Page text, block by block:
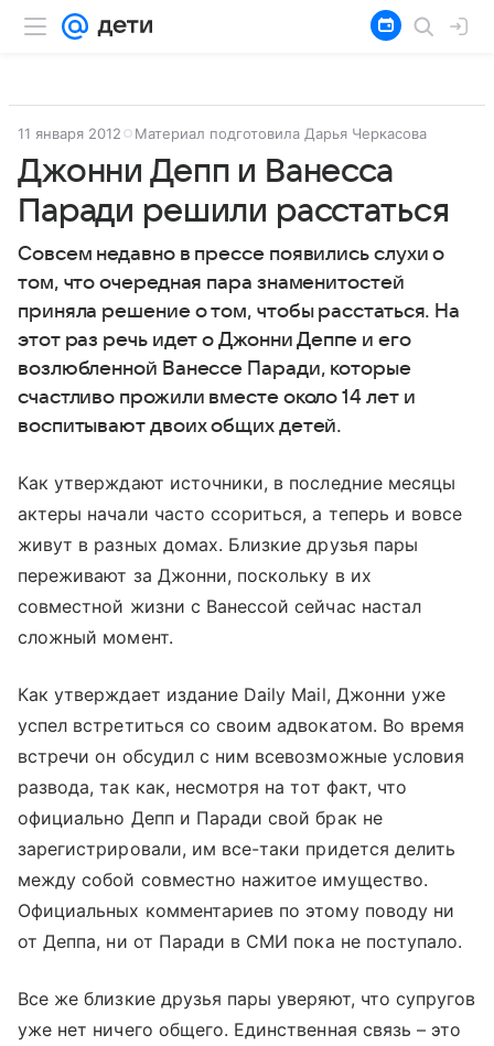
11 января 2012 Материал подготовила Дарья Черкасова
Джонни Депп и Ванесса
Паради решили расстаться
Совсем недавно в прессе появились слухи о
том, что очередная пара знаменитостей
приняла решение о том, чтобы расстаться. На
этот раз речь идет о Джонни Деппе и его
возлюбленной Ванессе Паради, которые
счастливо прожили вместе около 14 лет и
воспитывают двоих общих детей.
Как утверждают источники, в последние месяцы
актеры начали часто ссориться, а теперь и вовсе
живут в разных домах. Близкие друзья пары
переживают за Джонни, поскольку в их
совместной жизни с Ванессой сейчас настал
сложный момент.
Как утверждает издание Daily Mail, Джонни уже
успел встретиться со своим адвокатом. Во время
встречи он обсудил с ним всевозможные условия
развода, так как, несмотря на тот факт, что
официально Депп и Паради свой брак не
зарегистрировали, им все-таки придется делить
между собой совместно нажитое имущество.
Официальных комментариев по этому поводу ни
от Деппа, ни от Паради в СМИ пока не поступало.
Все же близкие друзья пары уверяют, что супругов
уже нет ничего общего. Единственная связь – это